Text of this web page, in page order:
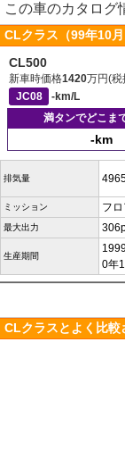
この車のカタログ
CLクラス（99年10
CL500
新車時価格1420万円(税
JC08
-km/L
満タンでどこま
-km
排気量
ミッション フ
最大出力
生産期間
0年
CLクラスとよく比較